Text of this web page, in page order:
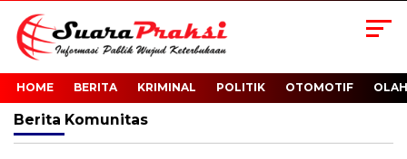
HOME BERITA KRIMINAL POLITIK OTOMOTIF
Berita Komunitas